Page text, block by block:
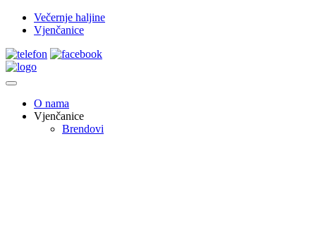
Večernje haljine
Vjenčanice
O nama
Vjenčanice
Brendovi